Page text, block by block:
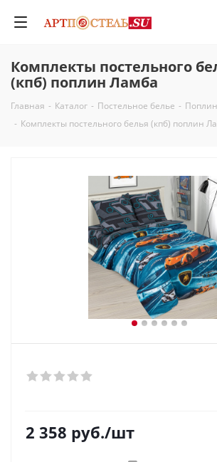
Комплекты постельного
(кпб) поплин Ламба
Главная - Каталог - Постельное белье - Поплин
- Комплекты постельного белья (кпб) поплин
2 358 руб./шт